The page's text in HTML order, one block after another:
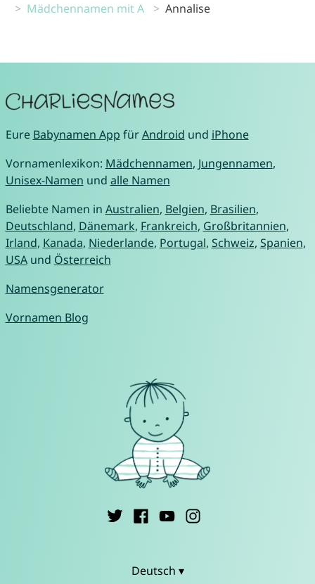
Mädchennamen mit A
Annalise
Eure Babynamen App fürAndroid und iPhone
Vornamenlexikon: Mädchennamen, Jungennamen,
Unisex-Namen und alle Namen
Beliebte Namen in Australien, Belgien, Brasilien,
Deutschland, Dänemark, Frankreich, Großbritannien,
Irland, Kanada, Niederlande, Portugal, Schweiz, Spanien,
USAund Österreich
Namensgenerator
Vornamen Blog
Deutsch ▾